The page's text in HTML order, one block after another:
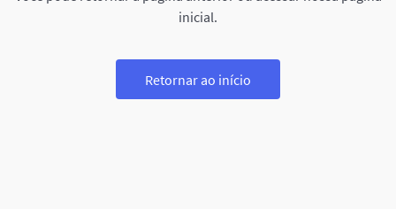
inicial.
Retornar ao início